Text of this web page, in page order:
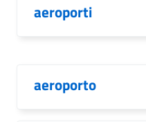
aeroporti
aeroporto